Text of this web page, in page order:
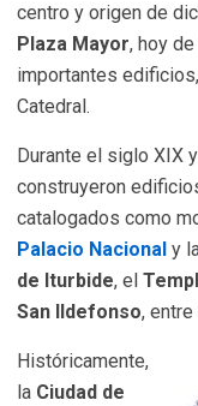
centro y origen de
Plaza Mayor, hoy
importantes
Catedral.
Durante el siglo XIX
construyeron
catalogados como
Palacio Nacional y
de Iturbide, el
San Ildefonso,
Históricamente,
la Ciudad de